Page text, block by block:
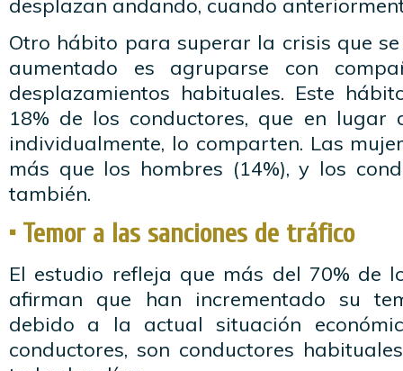
desplazan andando, cuando
Otro hábito para superar la crisis que
aumentado es agruparse con
desplazamientos habituales. Este
18% de los conductores, que en lugar
individualmente, lo comparten. Las
más que los hombres (14%), y los
también.
• Temor a las sanciones de tráfico
El estudio refleja que más del 70% de
afirman que han incrementado su
debido a la actual situación
conductores, son conductores